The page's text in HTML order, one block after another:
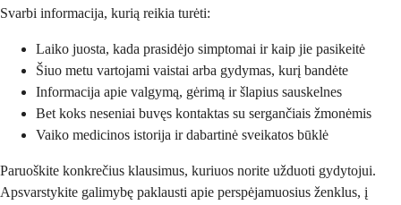
Svarbi informacija, kurią reikia turėti:
Laiko juosta, kada prasidėjo simptomai ir kaip jie pasikeitė
Šiuo metu vartojami vaistai arba gydymas, kurį bandėte
Informacija apie valgymą, gėrimą ir šlapius sauskelnes
Bet koks neseniai buvęs kontaktas su sergančiais žmonėmis
Vaiko medicinos istorija ir dabartinė sveikatos būklė
Paruoškite konkrečius klausimus, kuriuos norite užduoti gydytojui.
Apsvarstykite galimybę paklausti apie perspėjamuosius ženklus, į